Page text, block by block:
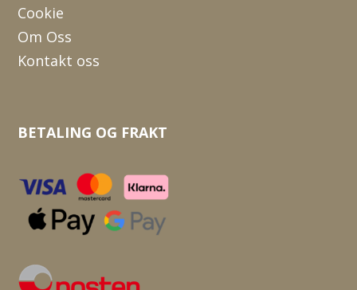
Cookie
Om Oss
Kontakt oss
BETALING OG FRAKT